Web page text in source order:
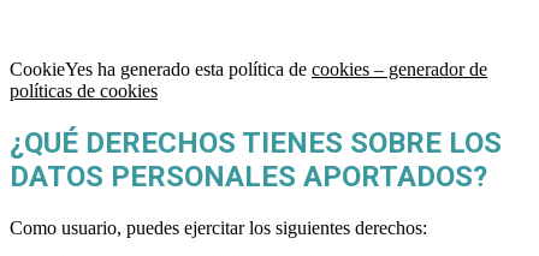
CookieYes ha generado esta política de cookies – generador de
políticas de cookies
¿QUÉ DERECHOS TIENES SOBRE LOS
DATOS PERSONALES APORTADOS?
Como usuario, puedes ejercitar los siguientes derechos: